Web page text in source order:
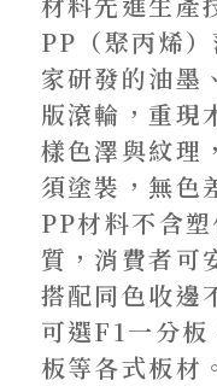
PP（聚丙烯
家研發的油墨
版滾輪，重現
樣色澤與紋理
須塗裝，無色
PP材料不含
質，消費者可
搭配同色收邊
可選F1一分
板等各式板材。